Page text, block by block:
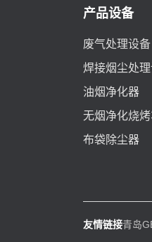
产品设备
废气处理设备
焊接烟尘处
油烟净化器
无烟净化烧烤
布袋除尘器
友情链接青岛